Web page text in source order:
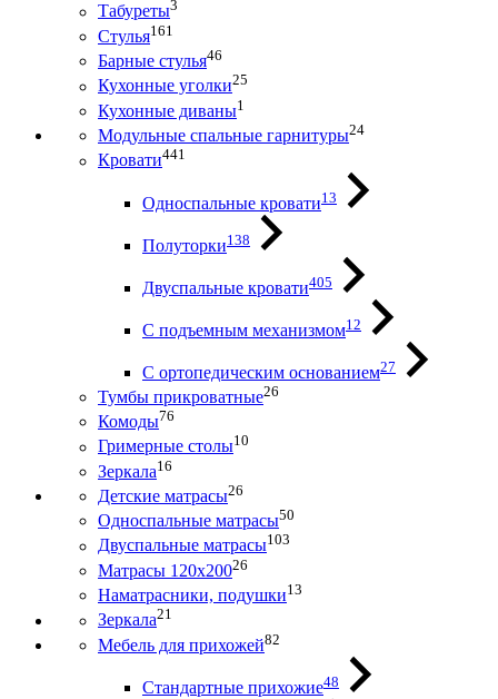
Табуреты3
Стулья161
Барные стулья46
Кухонные уголки25
Кухонные диваны1
Модульные спальные гарнитуры24
Кровати441
Односпальные кровати13
Полуторки138
Двуспальные кровати405
С подъемным механизмом12
С ортопедическим основанием27
Тумбы прикроватные26
Комоды76
Гримерные столы10
Зеркала16
Детские матрасы26
Односпальные матрасы50
Двуспальные матрасы103
Матрасы 120х20026
Наматрасники, подушки13
Зеркала21
Мебель для прихожей82
Стандартные прихожие48